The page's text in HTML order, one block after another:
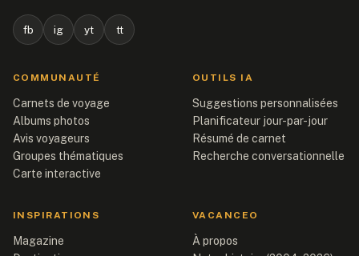
fb ig yt tt
COMMUNAUTÉ
Carnets de voyage
Albums photos
Avis voyageurs
Groupes thématiques
Carte interactive
OUTILS IA
Suggestions personnalisées
Planificateur jour-par-jour
Résumé de carnet
Recherche conversationnelle
INSPIRATIONS
Magazine
VACANCEO
À propos